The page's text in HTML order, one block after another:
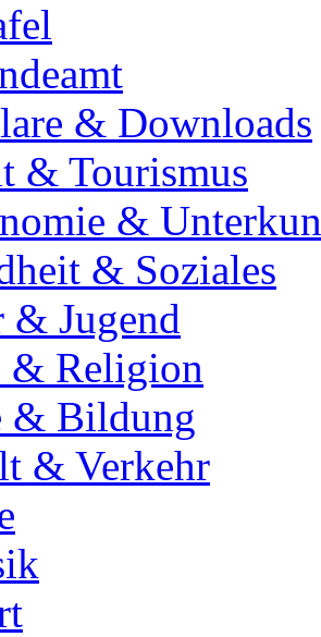
& Downloads
& Tourismus
&
& Soziales
& Jugend
& Religion
& Bildung
& Verkehr